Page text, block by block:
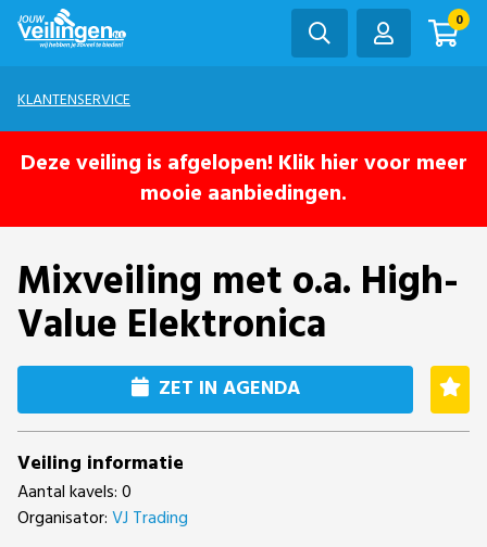
0
KLANTENSERVICE
Deze veiling is afgelopen! Klik hier voor meer
mooie aanbiedingen.
Mixveiling met o.a. High-
Value Elektronica
ZET IN AGENDA
Veiling informatie
Aantal kavels: 0
Organisator:VJ Trading